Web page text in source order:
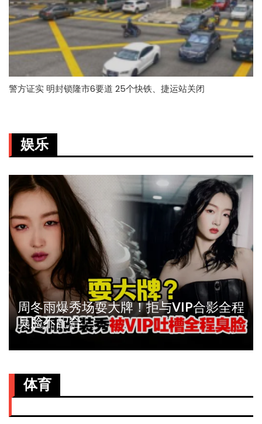
警方证实 明封锁隆市6要道 25个快铁、捷运站关闭
娱乐
周冬雨爆秀场耍大牌！拒与VIP合影全程
臭脸不配合
体育